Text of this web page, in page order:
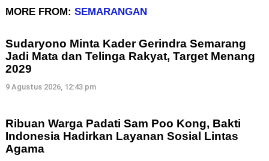
MORE FROM: SEMARANGAN
Sudaryono Minta Kader Gerindra Semarang
Jadi Mata dan Telinga Rakyat, Target Menang
2029
9 Agustus 2026, 12:43 pm
Ribuan Warga Padati Sam Poo Kong, Bakti
Indonesia Hadirkan Layanan Sosial Lintas
Agama